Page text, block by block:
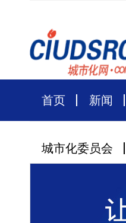
首页 新闻
城市化委员会